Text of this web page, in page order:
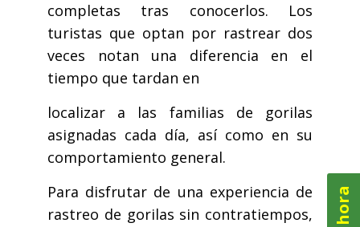
completas tras conocerlos. Los
turistas que optan por rastrear dos
veces notan una diferencia en el
tiempo que tardan en
localizar a las familias de gorilas
asignadas cada día, así como en su
comportamiento general.
Para disfrutar de una experiencia de
rastreo de gorilas sin contratiempos,